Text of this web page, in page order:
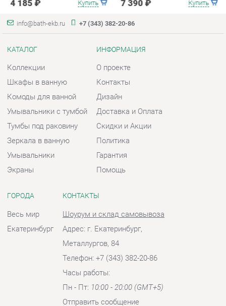
Комоды для ванной
Тумбы под раковину
Зеркала в ванную
Умывальники
Экраны
Контакты
Дизайн
Скидки и Акции
Политика
Гарантия
Помощь
Весь мир
Екатеринбург
Шоурум и склад самовывоза
Адрес: г. Екатеринбург,
Часы работы:
Отправить сообщение
© 2009-2026 Ванная-Екатеринбург